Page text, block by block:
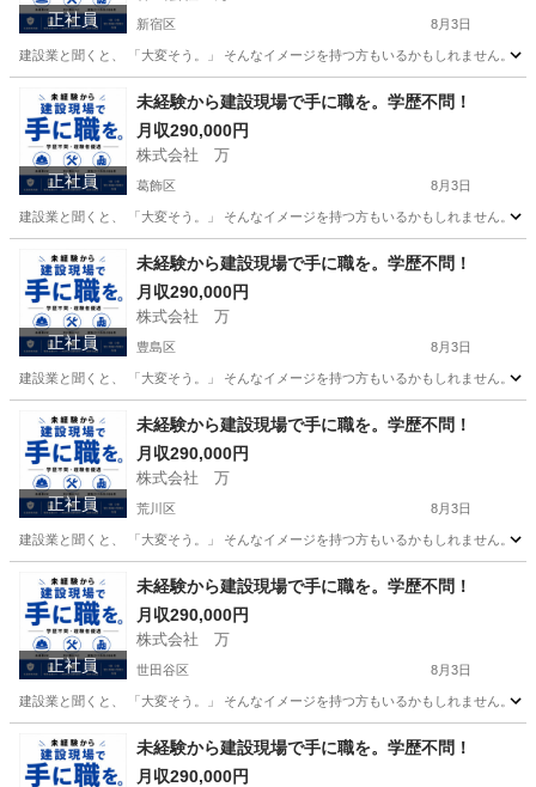
正社員 新宿区 8月3日
建設業と聞くと、 「大変そう。」 そんなイメージを持つ方もいるかもしれません。
東京 新宿区 その他 未経験
正社員
未経験から建設現場で手に職を。学歴不問！
月収290,000円
株式会社 万
葛飾区 8月3日
建設業と聞くと、 「大変そう。」 そんなイメージを持つ方もいるかもしれません。
東京 葛飾区 その他 未経験
正社員
未経験から建設現場で手に職を。学歴不問！
月収290,000円
株式会社 万
豊島区 8月3日
建設業と聞くと、 「大変そう。」 そんなイメージを持つ方もいるかもしれません。
東京 豊島区 その他 未経験
正社員
未経験から建設現場で手に職を。学歴不問！
月収290,000円
株式会社 万
荒川区 8月3日
建設業と聞くと、 「大変そう。」 そんなイメージを持つ方もいるかもしれません。
東京 荒川区 その他 未経験
正社員
未経験から建設現場で手に職を。学歴不問！
月収290,000円
株式会社 万
世田谷区 8月3日
建設業と聞くと、 「大変そう。」 そんなイメージを持つ方もいるかもしれません。
東京 世田谷区 その他 未経験
未経験から建設現場で手に職を。学歴不問！
月収290,000円